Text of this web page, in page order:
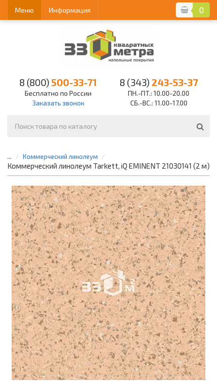
0
Меню Информация
8 (800) 500-33-71
Бесплатно по России
Заказать звонок
8 (343) 243-53-37
ПН.-ПТ.: 10.00-20.00
СБ.-ВС.: 11.00-17.00
... Коммерческий линолеум
Коммерческий линолеум Tarkett, iQ EMINENT 21030141 (2 м)